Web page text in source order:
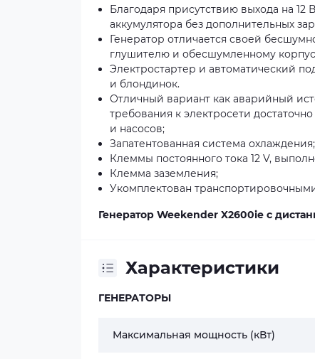
Благодаря присутствию выхода на 12
аккумулятора без дополнительных
Генератор отличается своей
глушителю и обесшумленному
Электростартер и автоматический
и блондинок.
Отличный вариант как аварийный
требования к электросети
и насосов;
Запатентованная система охлаждения;
Клеммы постоянного тока 12 V,
Клемма заземления;
Укомплектован
Генератор Weekender X2600ie с
Характеристики
ГЕНЕРАТОРЫ
Максимальная мощность (кВт)